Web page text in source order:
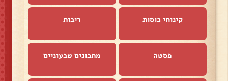
קינוחי כוסות ריבות
פסטה מתכונים טבעוניים